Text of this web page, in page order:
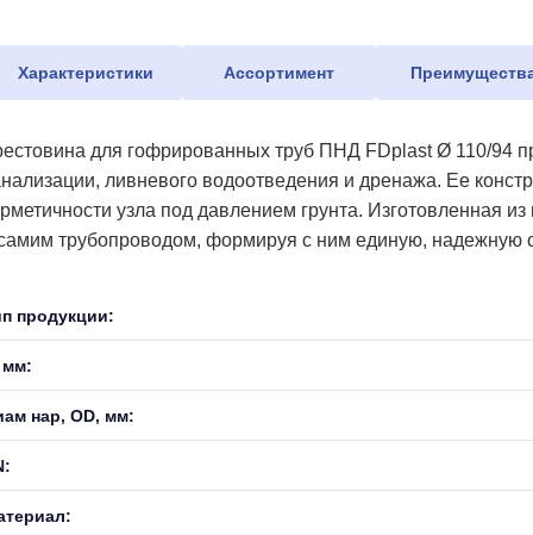
Характеристики Ассортимент
для гофрированных труб ПНД FDplast Ø 110/94
ливневого водоотведения и дренажа. Ее
узла под давлением грунта. Изготовленная
трубопроводом, формируя с ним единую, надежную
продукции:
мм:
нар, OD, мм: